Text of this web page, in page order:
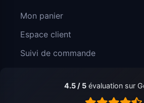
Mon panier
Espace client
Suivi de commande
4.5 / 5 évaluation sur